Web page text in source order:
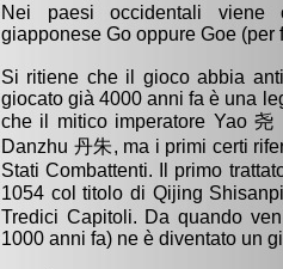
Nei paesi occidentali viene
giapponese Go oppure Goe
Si ritiene che il gioco abbia
giocato già 4000 anni fa è una
che il mitico imperatore Yao
Danzhu 丹朱, ma i primi certi
Stati Combattenti. Il primo
1054 col titolo di Qijing
Tredici Capitoli. Da quando
1000 anni fa) ne è diventato un